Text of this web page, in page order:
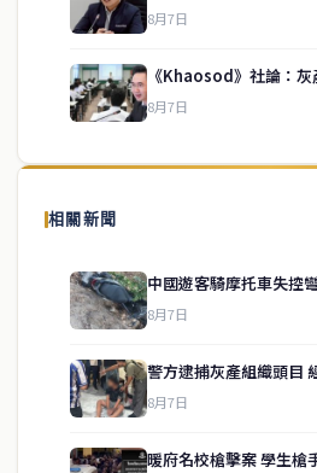
8月7日
《Khaosod》社論：
8月7日
相關新聞
中國遊客騎摩托車失控
8月7日
警方逮捕灰產組織頭目
8月7日
暖府名校槍擊案 學生槍
關於我們
泰國中文新聞（TCN）是一家總部設於
供即時、客觀、多元的中文新聞內容。
房
service@thaichinesenews.com